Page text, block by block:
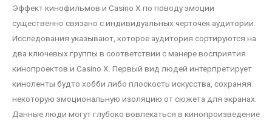
Эффект кинофильмов и Casino X по поводу эмоции
существенно связано с индивидуальных черточек аудитории.
Исследования указывают, которое аудитория сортируются на
два ключевых группы в соответствии с манере восприятия
кинопроектов и Casino X. Первый вид людей интерпретирует
киноленты будто хобби либо плоскость искусства, сохраняя
некоторую эмоциональную изоляцию от сюжета для экранах.
Данные люди могут глубоко вовлекаться в кинопроизведение